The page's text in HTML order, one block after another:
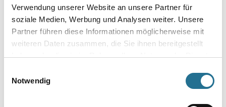
Verwendung unserer Website an unsere Partner für
soziale Medien, Werbung und Analysen weiter. Unsere
Partner führen diese Informationen möglicherweise mit
weiteren Daten zusammen, die Sie ihnen bereitgestellt
haben oder die sie im Rahmen Ihrer Nutzung der Dienste
Notwendig
Bitte einloggen, um Preise zu
sehen
Bitte einloggen, um Preise zu
sehen